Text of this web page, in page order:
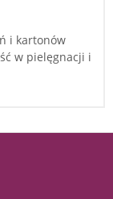
i kartonów
w pielęgnacji i